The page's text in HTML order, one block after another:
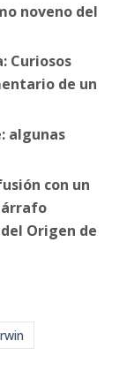
noveno del
Curiosos
de un
algunas
con un
Origen de